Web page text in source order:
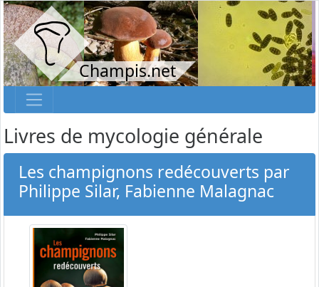
Champis.net
Livres de mycologie générale
Les champignons redécouverts par
Philippe Silar, Fabienne Malagnac